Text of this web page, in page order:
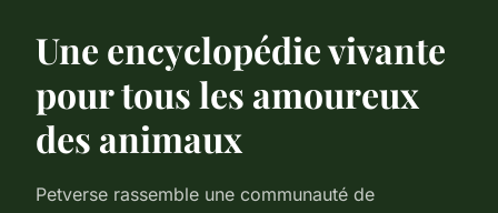
Une encyclopédie vivante
pour tous les amoureux
des animaux
Petverse rassemble une communauté de